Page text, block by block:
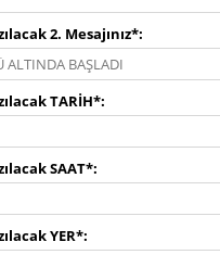
2. Mesajınız*
TARİH*
SAAT*
YER*